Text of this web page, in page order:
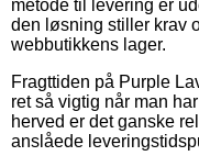
metode til levering er
den løsning stiller krav
webbutikkens lager.
Fragttiden på Purple
ret så vigtig når man
herved er det ganske
anslåede